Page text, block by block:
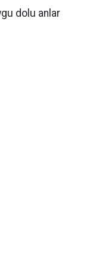
dolu anlar